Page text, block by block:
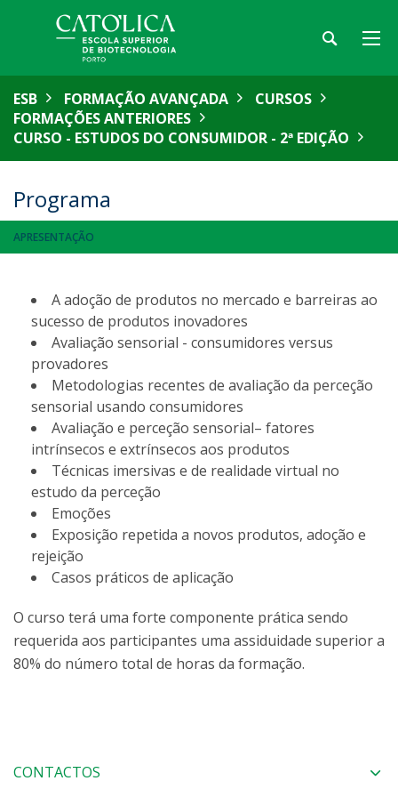
ESB FORMAÇÃO AVANÇADA
CURSOS
FORMAÇÕES ANTERIORES
CURSO - ESTUDOS DO CONSUMIDOR - 2ª EDIÇÃO
Programa
APRESENTAÇÃO
A adoção de produtos no mercado e barreiras ao
sucesso de produtos inovadores
Avaliação sensorial - consumidores versus
provadores
Metodologias recentes de avaliação da perceção
sensorial usando consumidores
Avaliação e perceção sensorial– fatores
intrínsecos e extrínsecos aos produtos
Técnicas imersivas e de realidade virtual no
estudo da perceção
Emoções
Exposição repetida a novos produtos, adoção e
rejeição
Casos práticos de aplicação
O curso terá uma forte componente prática sendo
requerida aos participantes uma assiduidade superior a
80% do número total de horas da formação.
CONTACTOS